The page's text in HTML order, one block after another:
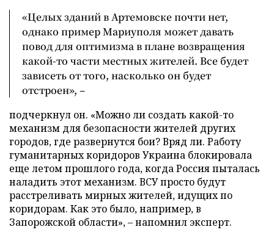
«Целых зданий в Артемовске почти нет,
однако пример Мариуполя может давать
повод для оптимизма в плане возвращения
какой-то части местных жителей. Все будет
зависеть от того, насколько он будет
отстроен», –
подчеркнул он. «Можно ли создать какой-то
механизм для безопасности жителей других
городов, где развернутся бои? Вряд ли. Работу
гуманитарных коридоров Украина блокировала
еще летом прошлого года, когда Россия пыталась
наладить этот механизм. ВСУ просто будут
расстреливать мирных жителей, идущих по
коридорам. Как это было, например, в
Запорожской области», – напомнил эксперт.